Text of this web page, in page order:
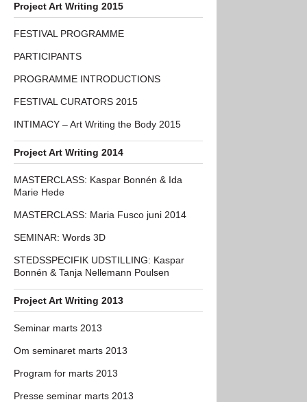
Project Art Writing 2015
FESTIVAL PROGRAMME
PARTICIPANTS
PROGRAMME INTRODUCTIONS
FESTIVAL CURATORS 2015
INTIMACY – Art Writing the Body 2015
Project Art Writing 2014
MASTERCLASS: Kaspar Bonnén & Ida
Marie Hede
MASTERCLASS: Maria Fusco juni 2014
SEMINAR: Words 3D
STEDSSPECIFIK UDSTILLING: Kaspar
Bonnén & Tanja Nellemann Poulsen
Project Art Writing 2013
Seminar marts 2013
Om seminaret marts 2013
Program for marts 2013
Presse seminar marts 2013